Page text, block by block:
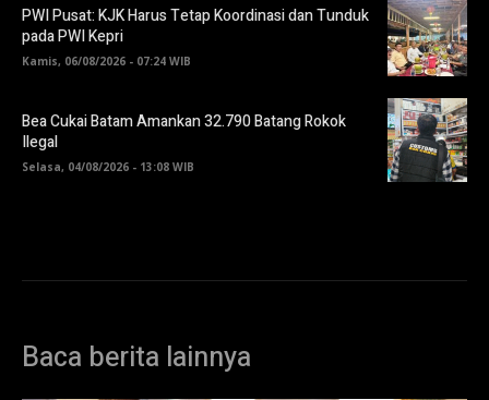
PWI Pusat: KJK Harus Tetap Koordinasi dan Tunduk
pada PWI Kepri
Kamis, 06/08/2026 - 07:24 WIB
Bea Cukai Batam Amankan 32.790 Batang Rokok
Ilegal
Selasa, 04/08/2026 - 13:08 WIB
Baca berita lainnya